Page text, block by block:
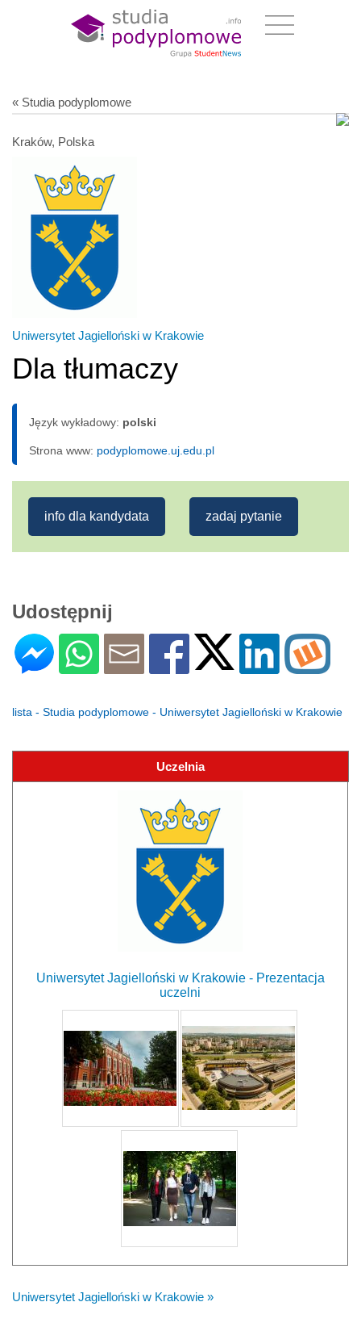
« Studia podyplomowe
Kraków, Polska
Uniwersytet Jagielloński w Krakowie
Dla tłumaczy
Język wykładowy: polski
Strona www: podyplomowe.uj.edu.pl
info dla kandydata zadaj pytanie
Udostępnij
lista - Studia podyplomowe - Uniwersytet Jagielloński w Krakowie
Uczelnia
Uniwersytet Jagielloński w Krakowie - Prezentacja
uczelni
Uniwersytet Jagielloński w Krakowie »